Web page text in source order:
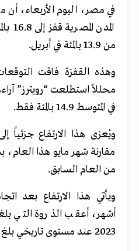
في مصر، اليوم الأربعاء،
من 13.9 بالمئة في أبريل.
محللاً استطلعت “رويترز”
في المتوسط 14.9 بالمئة فقط.
ويُعزى هذا الارتفاع جزئياً
مقارنة شهر مايو هذا
من العام السابق.
ويأتي هذا الارتفاع بعد
أشهر، أعقب الذروة التي
2023 عند مستوى تاريخي بلغ 38 بالمئة.